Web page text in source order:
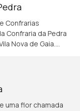
Confrarias
Confraria da Pedra
Nova de Gaia.
uma flor chamada